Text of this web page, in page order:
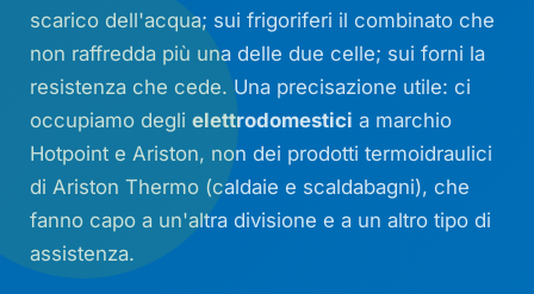
scarico dell'acqua; sui frigoriferi il combinato che
non raffredda più una delle due celle; sui forni la
resistenza che cede. Una precisazione utile: ci
occupiamo deglielettrodomestici a marchio
Hotpoint e Ariston, non dei prodotti termoidraulici
di Ariston Thermo (caldaie e scaldabagni), che
fanno capo a un'altra divisione e a un altro tipo di
assistenza.